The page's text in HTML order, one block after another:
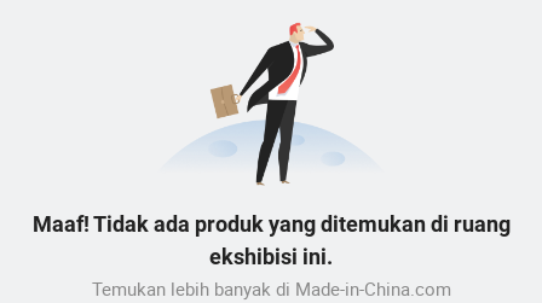
Maaf! Tidak ada produk yang ditemukan di ruang
ekshibisi ini.
Temukan lebih banyak di Made-in-China.com